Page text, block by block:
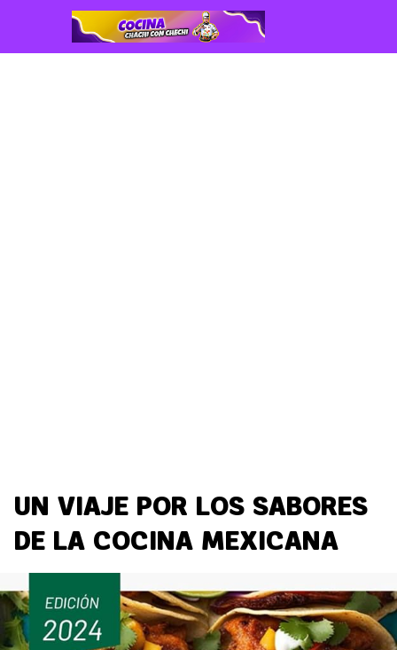
UN VIAJE POR LOS SABORES
DE LA COCINA MEXICANA